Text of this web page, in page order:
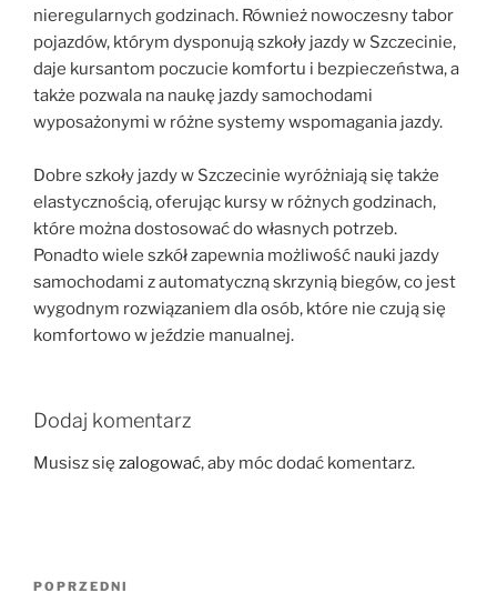
nieregularnych godzinach. Również nowoczesny tabor
pojazdów, którym dysponują szkoły jazdy w Szczecinie,
daje kursantom poczucie komfortu i bezpieczeństwa, a
także pozwala na naukę jazdy samochodami
wyposażonymi w różne systemy wspomagania jazdy.
Dobre szkoły jazdy w Szczecinie wyróżniają się także
elastycznością, oferując kursy w różnych godzinach,
które można dostosować do własnych potrzeb.
Ponadto wiele szkół zapewnia możliwość nauki jazdy
samochodami z automatyczną skrzynią biegów, co jest
wygodnym rozwiązaniem dla osób, które nie czują się
komfortowo w jeździe manualnej.
Dodaj komentarz
Musisz się zalogować, aby móc dodać komentarz.
Nawigacja
Poprzedni
POPRZEDNI